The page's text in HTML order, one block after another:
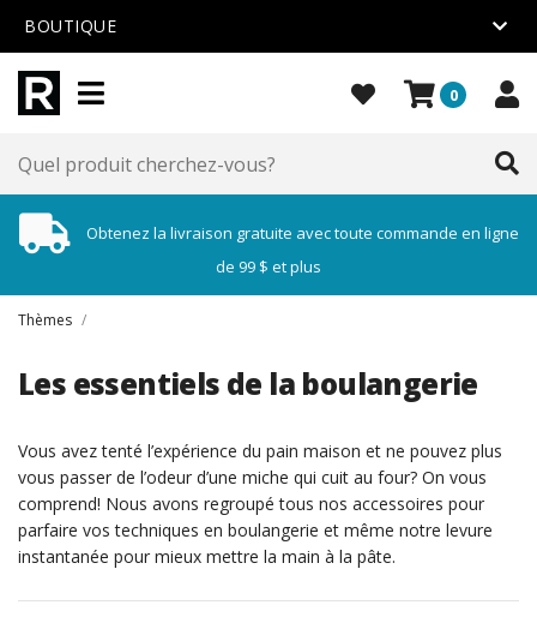
BOUTIQUE
0
Obtenez la livraison gratuite avec toute commande en ligne
de 99 $ et plus
Thèmes /
Les essentiels de la boulangerie
Vous avez tenté l’expérience du pain maison et ne pouvez plus
vous passer de l’odeur d’une miche qui cuit au four? On vous
comprend! Nous avons regroupé tous nos accessoires pour
parfaire vos techniques en boulangerie et même notre levure
instantanée pour mieux mettre la main à la pâte.